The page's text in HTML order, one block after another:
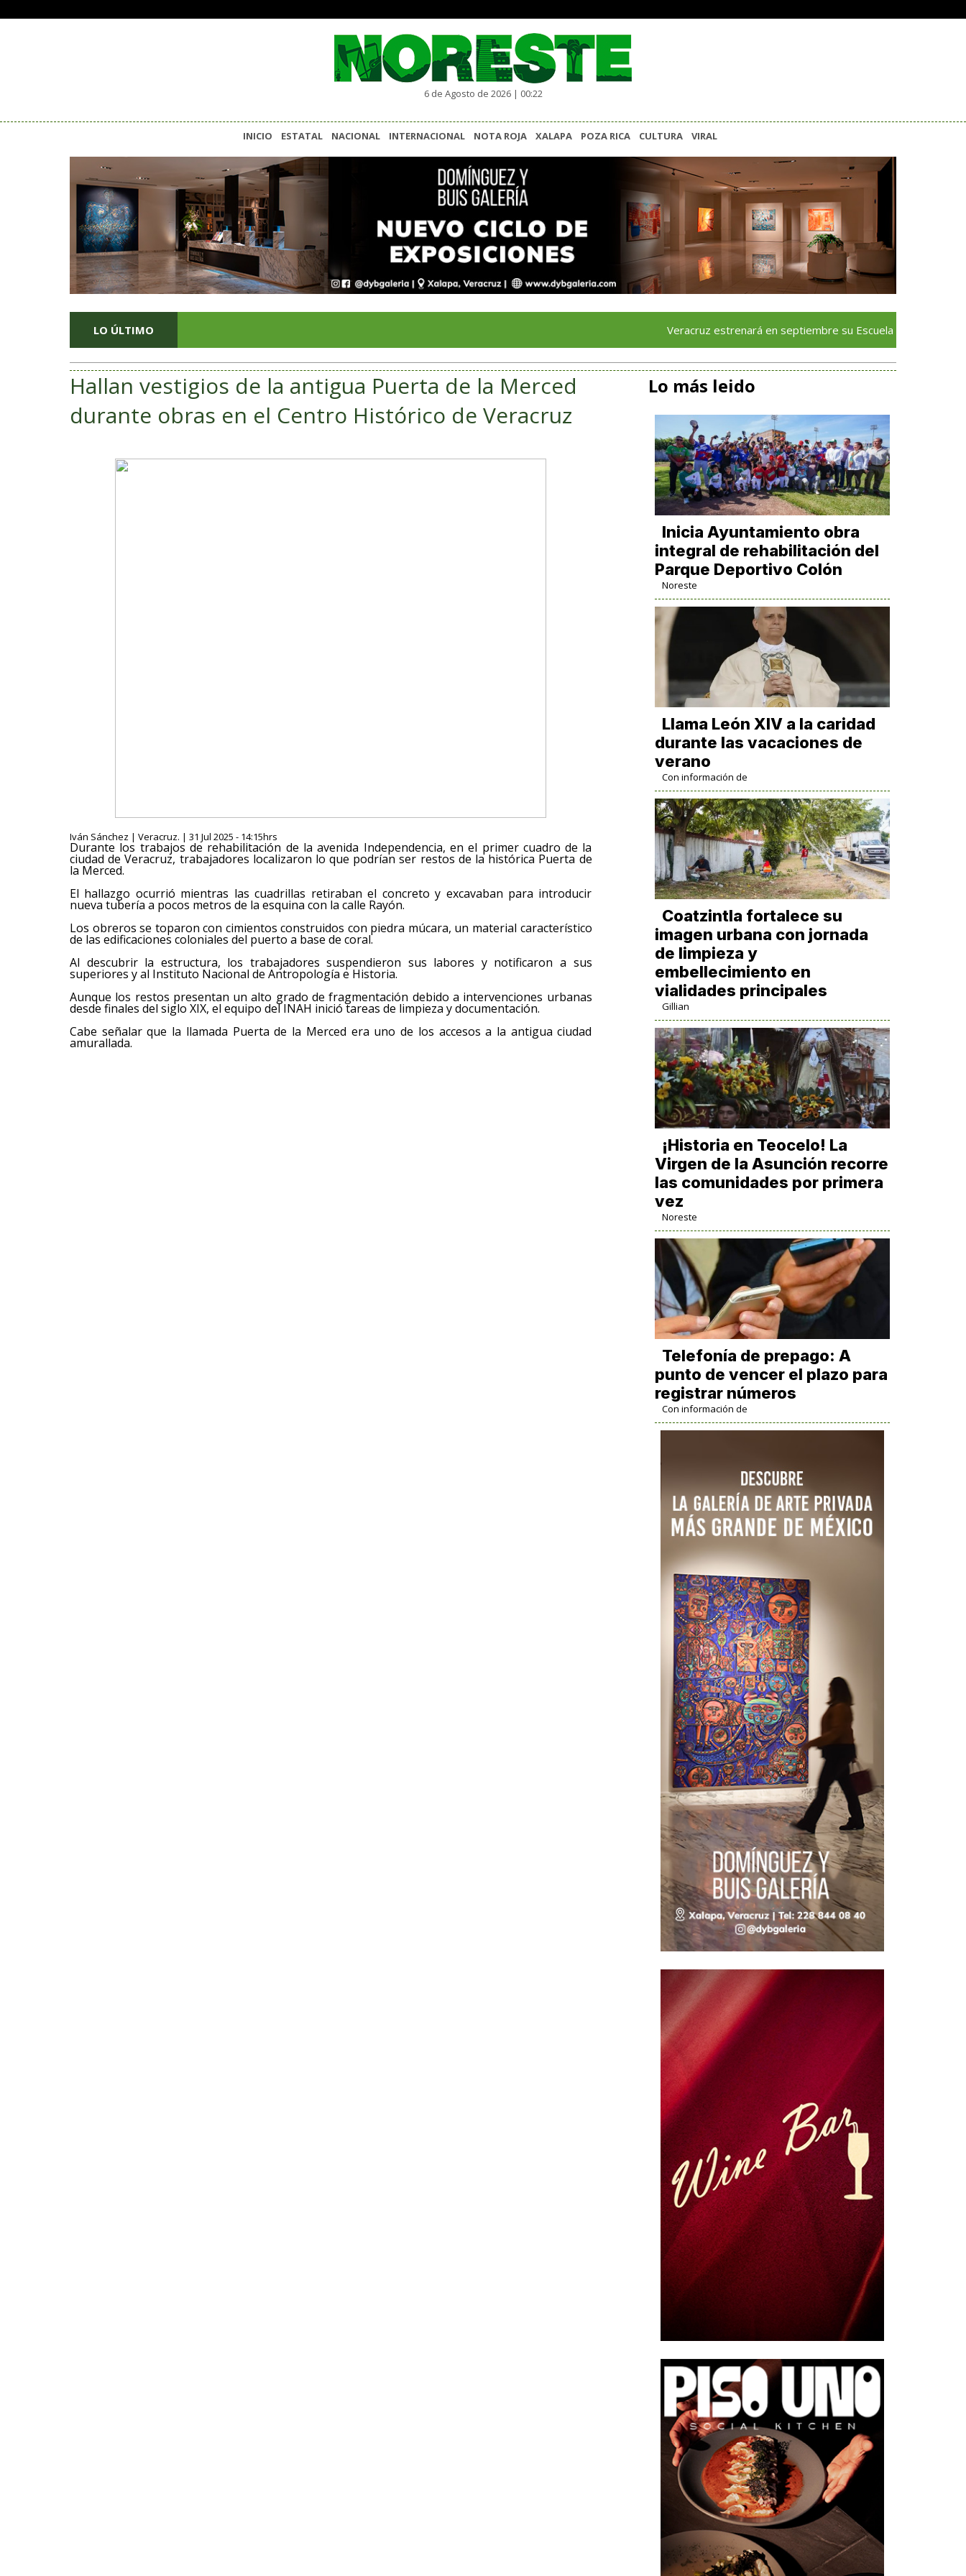
6 de Agosto de 2026 | 00:22
INICIO ESTATAL NACIONAL INTERNACIONAL NOTA ROJA XALAPA POZA RICA CULTURA VIRAL
LO ÚLTIMO Veracruz estrenará en septiembre su Escuela de Servicios Turísticos:
Hallan vestigios de la antigua Puerta de la Merced
durante obras en el Centro Histórico de Veracruz
Iván Sánchez | Veracruz. | 31 Jul 2025 - 14:15hrs
Durante los trabajos de rehabilitación de la avenida Independencia, en el primer cuadro de la
ciudad de Veracruz, trabajadores localizaron lo que podrían ser restos de la histórica Puerta de
la Merced.
El hallazgo ocurrió mientras las cuadrillas retiraban el concreto y excavaban para introducir
nueva tubería a pocos metros de la esquina con la calle Rayón.
Los obreros se toparon con cimientos construidos con piedra múcara, un material característico
de las edificaciones coloniales del puerto a base de coral.
Al descubrir la estructura, los trabajadores suspendieron sus labores y notificaron a sus
superiores y al Instituto Nacional de Antropología e Historia.
Aunque los restos presentan un alto grado de fragmentación debido a intervenciones urbanas
desde finales del siglo XIX, el equipo del INAH inició tareas de limpieza y documentación.
Cabe señalar que la llamada Puerta de la Merced era uno de los accesos a la antigua ciudad
amurallada.
Lo más leido
Inicia Ayuntamiento obra
integral de rehabilitación del
Parque Deportivo Colón
Noreste
Llama León XIV a la caridad
durante las vacaciones de
verano
Con información de
Coatzintla fortalece su
imagen urbana con jornada
de limpieza y
embellecimiento en
vialidades principales
Gillian
​¡Historia en Teocelo! La
Virgen de la Asunción recorre
las comunidades por primera
vez
Noreste
Telefonía de prepago: A
punto de vencer el plazo para
registrar números
Con información de